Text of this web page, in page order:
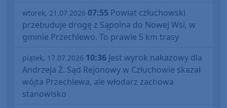
wtorek, 21.07.2026 07:55 Powiat człuchowski
przebuduje drogę z Sąpolna do Nowej Wsi, w
gminie Przechlewo. To prawie 5 km trasy
piątek, 17.07.2026 10:36 Jest wyrok nakazowy dla
Andrzeja Ż. Sąd Rejonowy w Człuchowie skazał
wójta Przechlewa, ale włodarz zachowa
stanowisko